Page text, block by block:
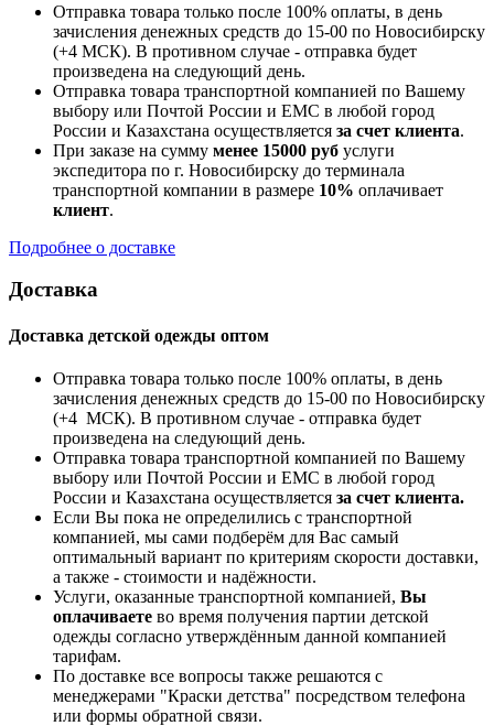
Отправка товара только после 100% оплаты, в день
зачисления денежных средств до 15-00 по Новосибирску
(+4 МСК). В противном случае - отправка будет
произведена на следующий день.
Отправка товара транспортной компанией по Вашему
выбору или Почтой России и ЕМС в любой город
России и Казахстана осуществляется за счет клиента.
При заказе на сумму менее 15000 руб услуги
экспедитора по г. Новосибирску до терминала
транспортной компании в размере 10% оплачивает
клиент.
Подробнее о доставке
Доставка
Доставка детской одежды оптом
Отправка товара только после 100% оплаты, в день
зачисления денежных средств до 15-00 по Новосибирску
(+4 МСК). В противном случае - отправка будет
произведена на следующий день.
Отправка товара транспортной компанией по Вашему
выбору или Почтой России и ЕМС в любой город
России и Казахстана осуществляется за счет клиента.
Если Вы пока не определились с транспортной
компанией, мы сами подберём для Вас самый
оптимальный вариант по критериям скорости доставки,
а также - стоимости и надёжности.
Услуги, оказанные транспортной компанией, Вы
оплачиваете во время получения партии детской
одежды согласно утверждённым данной компанией
тарифам.
По доставке все вопросы также решаются с
менеджерами "Краски детства" посредством телефона
или формы обратной связи.